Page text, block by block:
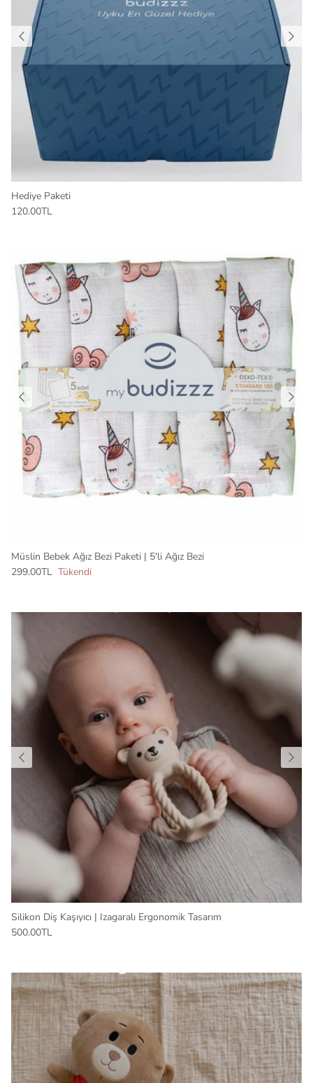
Hediye Paketi
120.00TL
Müslin Bebek Ağız Bezi Paketi | 5'li Ağız Bezi
299.00TL Tükendi
Silikon Diş Kaşıyıcı | Izagaralı Ergonomik Tasarım
500.00TL